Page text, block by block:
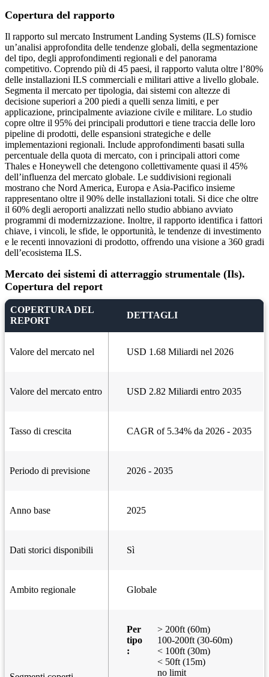
Copertura del rapporto
Il rapporto sul mercato Instrument Landing Systems (ILS) fornisce
un’analisi approfondita delle tendenze globali, della segmentazione
del tipo, degli approfondimenti regionali e del panorama
competitivo. Coprendo più di 45 paesi, il rapporto valuta oltre l’80%
delle installazioni ILS commerciali e militari attive a livello globale.
Segmenta il mercato per tipologia, dai sistemi con altezze di
decisione superiori a 200 piedi a quelli senza limiti, e per
applicazione, principalmente aviazione civile e militare. Lo studio
copre oltre il 95% dei principali produttori e tiene traccia delle loro
pipeline di prodotti, delle espansioni strategiche e delle
implementazioni regionali. Include approfondimenti basati sulla
percentuale della quota di mercato, con i principali attori come
Thales e Honeywell che detengono collettivamente quasi il 45%
dell’influenza del mercato globale. Le suddivisioni regionali
mostrano che Nord America, Europa e Asia-Pacifico insieme
rappresentano oltre il 90% delle installazioni totali. Si dice che oltre
il 60% degli aeroporti analizzati nello studio abbiano avviato
programmi di modernizzazione. Inoltre, il rapporto identifica i fattori
chiave, i vincoli, le sfide, le opportunità, le tendenze di investimento
e le recenti innovazioni di prodotto, offrendo una visione a 360 gradi
dell’ecosistema ILS.
Mercato dei sistemi di atterraggio strumentale (Ils).
Copertura del report
COPERTURA DEL
REPORT
DETTAGLI
Valore del mercato nel USD 1.68 Miliardi nel 2026
Valore del mercato entro USD 2.82 Miliardi entro 2035
Tasso di crescita CAGR of 5.34% da 2026 - 2035
Periodo di previsione 2026 - 2035
Anno base 2025
Dati storici disponibili Sì
Ambito regionale Globale
Per
tipo
:
> 200ft (60m)
100-200ft (30-60m)
< 100ft (30m)
< 50ft (15m)
no limit